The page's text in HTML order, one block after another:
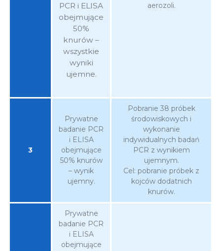
PCR i ELISA
obejmujące
50%
knurów –
wszystkie
wyniki
ujemne.
aerozoli.
3
Prywatne
badanie PCR
i ELISA
obejmujące
50% knurów
– wynik
ujemny.
Pobranie 38 próbek
środowiskowych i
wykonanie
indywidualnych badań
PCR z wynikiem
ujemnym.
Cel: pobranie próbek z
kojców dodatnich
knurów.
Prywatne
badanie PCR
i ELISA
obejmujące